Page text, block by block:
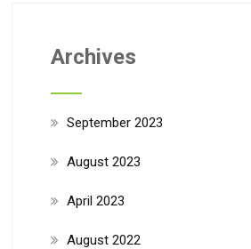
Archives
September 2023
August 2023
April 2023
August 2022